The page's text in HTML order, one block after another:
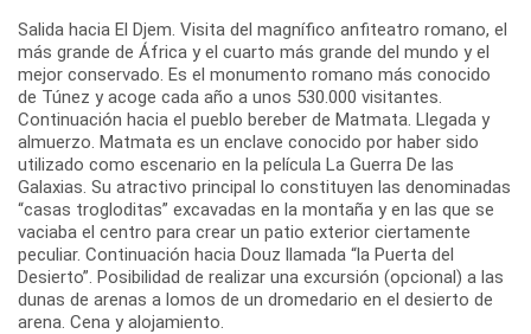
Salida hacia El Djem. Visita del magnífico anfiteatro romano, el
más grande de África y el cuarto más grande del mundo y el
mejor conservado. Es el monumento romano más conocido
de Túnez y acoge cada año a unos 530.000 visitantes.
Continuación hacia el pueblo bereber de Matmata. Llegada y
almuerzo. Matmata es un enclave conocido por haber sido
utilizado como escenario en la película La Guerra De las
Galaxias. Su atractivo principal lo constituyen las denominadas
“casas trogloditas” excavadas en la montaña y en las que se
vaciaba el centro para crear un patio exterior ciertamente
peculiar. Continuación hacia Douz llamada “la Puerta del
Desierto”. Posibilidad de realizar una excursión (opcional) a las
dunas de arenas a lomos de un dromedario en el desierto de
arena. Cena y alojamiento.